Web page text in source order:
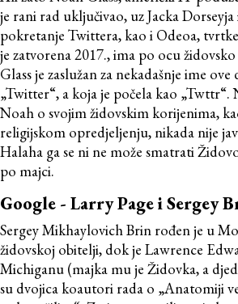
je rani rad uključivao, uz Jacka
pokretanje Twittera, kao i Odeoa,
je zatvorena 2017., ima po ocu
Glass je zaslužan za nekadašnje ime
„Twitter“, a koja je počela kao „Twttr“.
Noah o svojim židovskim korijenima,
religijskom opredjeljenju, nikada nije
Halaha ga se ni ne može smatrati
po majci.
Google - Larry Page i Sergey
Sergey Mikhaylovich Brin rođen je u
židovskoj obitelji, dok je Lawrence
Michiganu (majka mu je Židovka, a
su dvojica koautori rada o „Anatomiji